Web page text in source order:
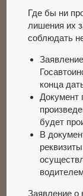
Где бы ни
лишения их
соблюдать
конца
Документ
будет
В
Заявление о